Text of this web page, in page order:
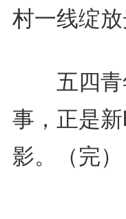
村一线绽放
五四青
事，正是
影。（完）